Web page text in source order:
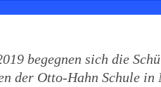
begegnen sich die
der Otto-Hahn Schule